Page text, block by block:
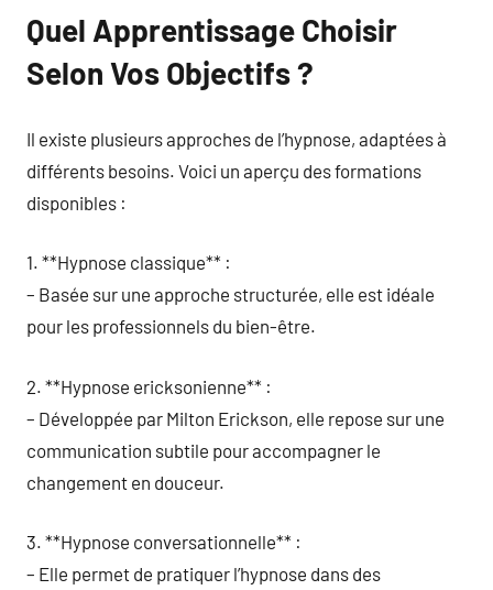
Quel Apprentissage Choisir
Selon Vos Objectifs ?
Il existe plusieurs approches de l’hypnose, adaptées à
différents besoins. Voici un aperçu des formations
disponibles :
1. **Hypnose classique** :
– Basée sur une approche structurée, elle est idéale
pour les professionnels du bien-être.
2. **Hypnose ericksonienne** :
– Développée par Milton Erickson, elle repose sur une
communication subtile pour accompagner le
changement en douceur.
3. **Hypnose conversationnelle** :
– Elle permet de pratiquer l’hypnose dans des